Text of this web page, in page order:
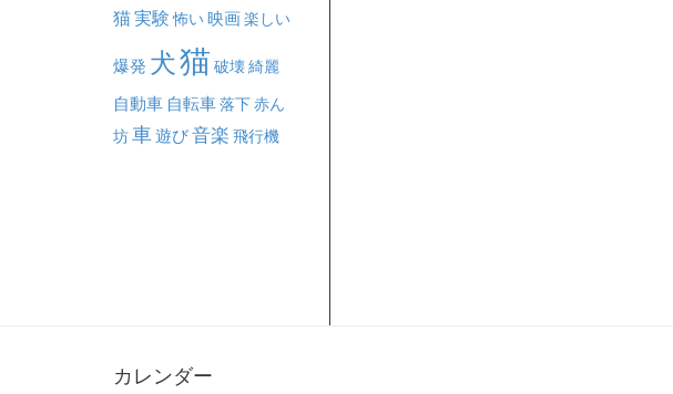
猫実験 怖い映画楽しい
爆発 犬猫 破壊綺麗
自動車 自転車落下赤ん
坊車遊び音楽 飛行機
カレンダー